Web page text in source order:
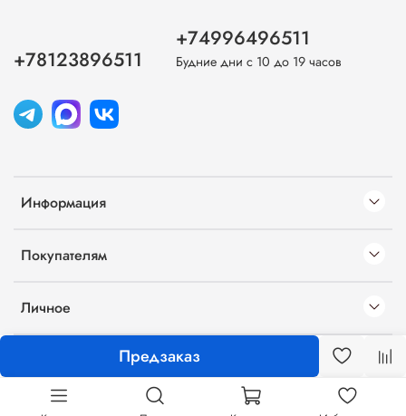
Предзаказ
Информация
Покупателям
Личное
+78123896511
+74996496511
Будние дни с 10 до 19 часов